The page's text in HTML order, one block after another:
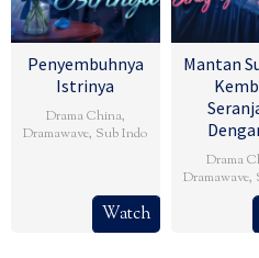
Penyembuhnya
Istrinya
Drama China,
Dramawave, Sub Indo
Watch
Mantan
Drama
Dramawave,